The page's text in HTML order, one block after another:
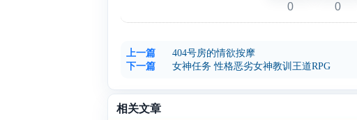
0 0
上一篇
404号房的情欲按摩
下一篇
女神任务 性格恶劣女神教训王道RPG
相关文章